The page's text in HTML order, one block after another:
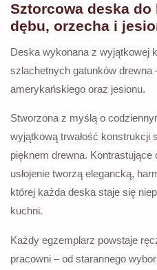
Sztorcowa deska
dębu, orzecha i
Deska wykonana z wyjątkowej
szlachetnych gatunków drewna
amerykańskiego oraz jesionu.
Stworzona z myślą o
wyjątkową trwałość konstrukcji
pięknem drewna. Kontrastujące
usłojenie tworzą elegancką,
której każda deska staje się
kuchni.
Każdy egzemplarz powstaje
pracowni – od starannego